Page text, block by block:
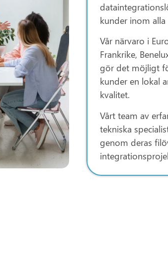
kunder inom alla
Vår närvaro i
Frankrike,
gör det möjligt
kunder en lokal
kvalitet.
Vårt team av
tekniska
genom deras